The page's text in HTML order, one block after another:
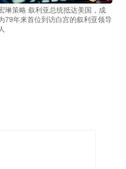
琳策略 叙利亚总统抵达美国，成
79年来首位到访白宫的叙利亚领导